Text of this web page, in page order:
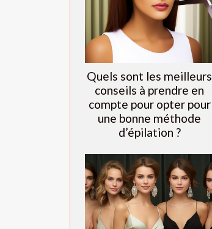
Quels sont les meilleurs
conseils à prendre en
compte pour opter pour
une bonne méthode
d’épilation ?